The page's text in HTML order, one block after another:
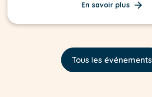
En savoir plus
Tous les événements